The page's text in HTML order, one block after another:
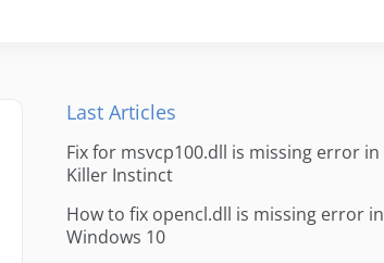
Last Articles
Fix for msvcp100.dll is missing error in
Killer Instinct
How to fix opencl.dll is missing error in
Windows 10